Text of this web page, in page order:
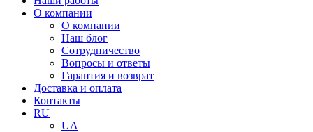
О компании
О компании
Наш блог
Сотрудничество
Вопросы и ответы
Гарантия и возврат
Доставка и оплата
Контакты
RU
UA